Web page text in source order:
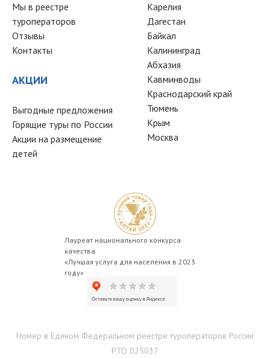
Мы в реестре
туроператоров
Отзывы
Контакты
АКЦИИ
Выгодные предложения
Горящие туры по России
Акции на размещение
детей
Карелия
Дагестан
Байкал
Калининград
Абхазия
Кавминводы
Краснодарский край
Тюмень
Крым
Москва
Лауреат национального конкурса
качества
«Лучшая услуга для населения в 2023
году»
Номер в Едином Федеральном реестре туроператоров России
РТО 025037